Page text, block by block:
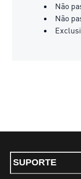
Não
Não
SUPORTE